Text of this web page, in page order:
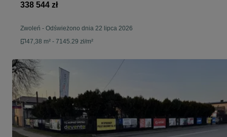
338 544 zł
Zwoleń - Odświeżono dnia 22 lipca 2026
47,38 m² - 7145.29 zł/m²